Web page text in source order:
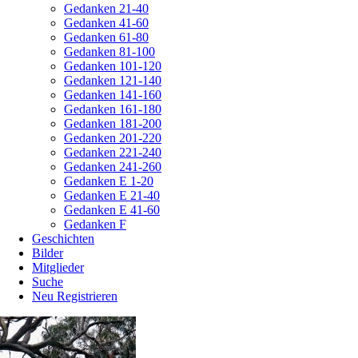
Gedanken 21-40
Gedanken 41-60
Gedanken 61-80
Gedanken 81-100
Gedanken 101-120
Gedanken 121-140
Gedanken 141-160
Gedanken 161-180
Gedanken 181-200
Gedanken 201-220
Gedanken 221-240
Gedanken 241-260
Gedanken E 1-20
Gedanken E 21-40
Gedanken E 41-60
Gedanken F
Geschichten
Bilder
Mitglieder
Suche
Neu Registrieren